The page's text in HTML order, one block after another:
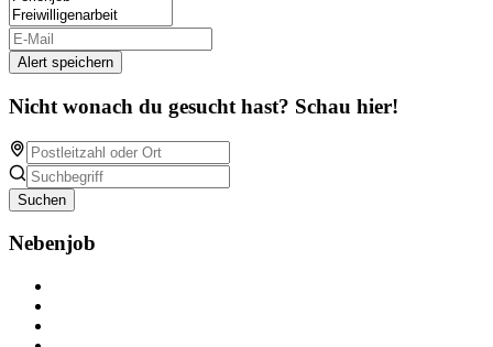
Alert speichern
Nicht wonach du gesucht hast? Schau hier!
Suchen
Nebenjob